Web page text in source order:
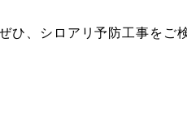
ひ、シロアリ予防工事をご